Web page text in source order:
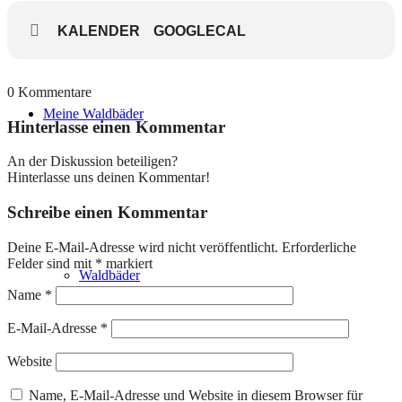
Meine Waldbäder
Waldbäder
Sanft schaukeln unter Bäumen –
There is no WIFI in nature but I promise you will get
a better connection!
Ich gebe Dir unterschiedliche Impulse und Anregungen mit auf
den Weg, die Du auch nach unserem Aufenthalt mit in Deinen
Alltag nehmen kannst.
Dauer: ca. 2,5 Stunden
TN: max. 12 Personen
Strecke: etwa 2 km
Mehrere Termine zur Auswahl:
KALENDER GOOGLECAL
0 Kommentare
Hinterlasse einen Kommentar
An der Diskussion beteiligen?
Hinterlasse uns deinen Kommentar!
Schreibe einen Kommentar
Deine E-Mail-Adresse wird nicht veröffentlicht. Erforderliche
Felder sind mit * markiert
Name *
E-Mail-Adresse *
Website
Name, E-Mail-Adresse und Website in diesem Browser für